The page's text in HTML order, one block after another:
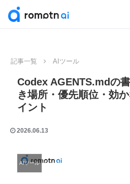
記事一覧 AIツール
Codex AGENTS.mdの
き場所・優先順位・効
イント
2026.06.13
AIツール